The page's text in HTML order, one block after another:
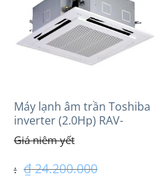
Máy lạnh âm trần Toshiba
inverter (2.0Hp) RAV-
GV1801AP-V
₫24.200.000